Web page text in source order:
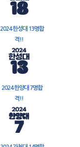
2024 한성대 13명합
격!!
2024 한양대 7명합
격!!